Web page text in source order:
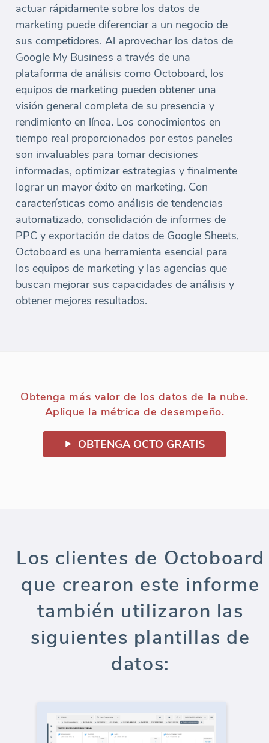
actuar rápidamente sobre los datos de
marketing puede diferenciar a un negocio de
sus competidores. Al aprovechar los datos de
Google My Business a través de una
plataforma de análisis como Octoboard, los
equipos de marketing pueden obtener una
visión general completa de su presencia y
rendimiento en línea. Los conocimientos en
tiempo real proporcionados por estos paneles
son invaluables para tomar decisiones
informadas, optimizar estrategias y finalmente
lograr un mayor éxito en marketing. Con
características como análisis de tendencias
automatizado, consolidación de informes de
PPC y exportación de datos de Google Sheets,
Octoboard es una herramienta esencial para
los equipos de marketing y las agencias que
buscan mejorar sus capacidades de análisis y
obtener mejores resultados.
Obtenga más valor de los datos de la nube.
Aplique la métrica de desempeño.
OBTENGA OCTO GRATIS
Los clientes de Octoboard
que crearon este informe
también utilizaron las
siguientes plantillas de
datos: